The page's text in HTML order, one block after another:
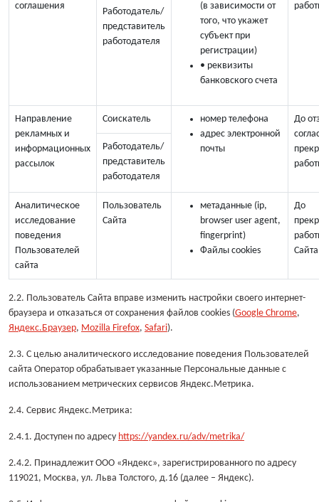
соглашения
(в зависимости от
того, что укажет
субъект при
регистрации)
• реквизиты
банковского счета
Работодатель/
представитель
работодателя
Направление
рекламных и
информационных
рассылок
Соискатель
номер телефона
адрес электронной
почты
До
Работодатель/
представитель
работодателя
Аналитическое
исследование
поведения
Пользователей
сайта
Пользователь
Сайта
метаданные (ip,
browser user agent,
fingerprint)
Файлы cookies
До
2.2. Пользователь Сайта вправе изменить настройки своего интернет-
браузера и отказаться от сохранения файлов cookies (Google Chrome,
Яндекс.Браузер, Mozilla Firefox, Safari).
2.3. С целью аналитического исследование поведения Пользователей
сайта Оператор обрабатывает указанные Персональные данные с
использованием метрических сервисов Яндекс.Метрика.
2.4. Сервис Яндекс.Метрика:
2.4.1. Доступен по адресу https://yandex.ru/adv/metrika/
2.4.2. Принадлежит ООО «Яндекс», зарегистрированного по адресу
119021, Москва, ул. Льва Толстого, д.16 (далее – Яндекс).